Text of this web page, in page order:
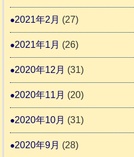
2021年2月 (27)
2021年1月 (26)
2020年12月 (31)
2020年11月 (20)
2020年10月 (31)
2020年9月 (28)